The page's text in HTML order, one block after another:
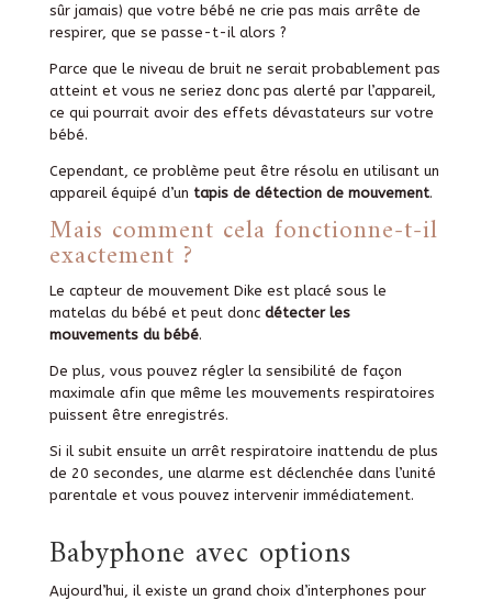
sûr jamais) que votre bébé ne crie pas mais arrête de
respirer, que se passe-t-il alors ?
Parce que le niveau de bruit ne serait probablement pas
atteint et vous ne seriez donc pas alerté par l’appareil,
ce qui pourrait avoir des effets dévastateurs sur votre
bébé.
Cependant, ce problème peut être résolu en utilisant un
appareil équipé d’un tapis de détection de mouvement.
Mais comment cela fonctionne-t-il
exactement ?
Le capteur de mouvement Dike est placé sous le
matelas du bébé et peut donc détecter les
mouvements du bébé.
De plus, vous pouvez régler la sensibilité de façon
maximale afin que même les mouvements respiratoires
puissent être enregistrés.
Si il subit ensuite un arrêt respiratoire inattendu de plus
de 20 secondes, une alarme est déclenchée dans l’unité
parentale et vous pouvez intervenir immédiatement.
Babyphone avec options
Aujourd’hui, il existe un grand choix d’interphones pour